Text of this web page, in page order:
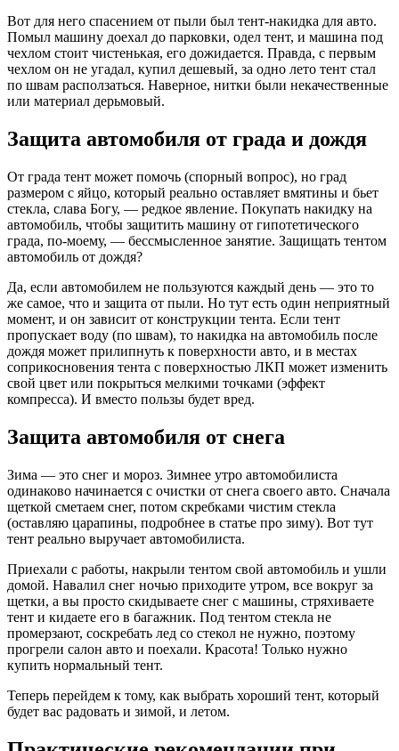
Вот для него спасением от пыли был тент-накидка для авто.
Помыл машину доехал до парковки, одел тент, и машина под
чехлом стоит чистенькая, его дожидается. Правда, с первым
чехлом он не угадал, купил дешевый, за одно лето тент стал
по швам расползаться. Наверное, нитки были некачественные
или материал дерьмовый.
Защита автомобиля от града и дождя
От града тент может помочь (спорный вопрос), но град
размером с яйцо, который реально оставляет вмятины и бьет
стекла, слава Богу, — редкое явление. Покупать накидку на
автомобиль, чтобы защитить машину от гипотетического
града, по-моему, — бессмысленное занятие. Защищать тентом
автомобиль от дождя?
Да, если автомобилем не пользуются каждый день — это то
же самое, что и защита от пыли. Но тут есть один неприятный
момент, и он зависит от конструкции тента. Если тент
пропускает воду (по швам), то накидка на автомобиль после
дождя может прилипнуть к поверхности авто, и в местах
соприкосновения тента с поверхностью ЛКП может изменить
свой цвет или покрыться мелкими точками (эффект
компресса). И вместо пользы будет вред.
Защита автомобиля от снега
Зима — это снег и мороз. Зимнее утро автомобилиста
одинаково начинается с очистки от снега своего авто. Сначала
щеткой сметаем снег, потом скребками чистим стекла
(оставляю царапины, подробнее в статье про зиму). Вот тут
тент реально выручает автомобилиста.
Приехали с работы, накрыли тентом свой автомобиль и ушли
домой. Навалил снег ночью приходите утром, все вокруг за
щетки, а вы просто скидываете снег с машины, стряхиваете
тент и кидаете его в багажник. Под тентом стекла не
промерзают, соскребать лед со стекол не нужно, поэтому
прогрели салон авто и поехали. Красота! Только нужно
купить нормальный тент.
Теперь перейдем к тому, как выбрать хороший тент, который
будет вас радовать и зимой, и летом.